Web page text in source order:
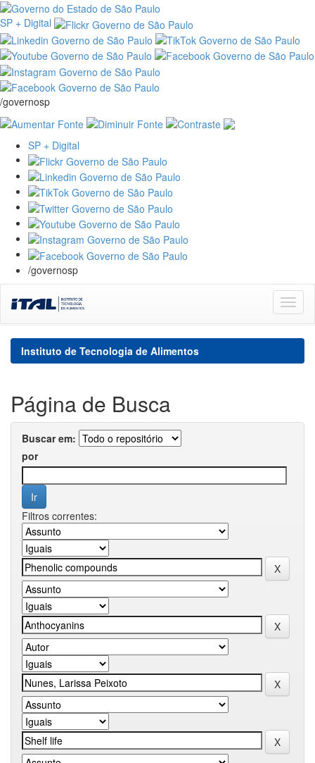
SP + Digital
/governosp
SP + Digital
/governosp
navigation
Instituto de Tecnologia de Alimentos
Página de Busca
Buscar em:
por
Filtros correntes: